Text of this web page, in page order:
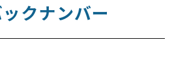
クナンバー